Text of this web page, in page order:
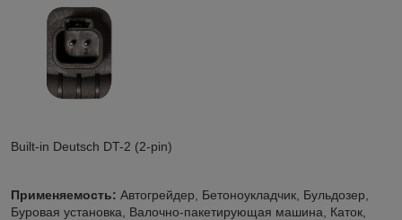
Built-in Deutsch DT-2 (2-pin)
Применяемость: Автогрейдер, Бетоноукладчик, Бульдозер,
Буровая установка, Валочно-пакетирующая машина, Каток,